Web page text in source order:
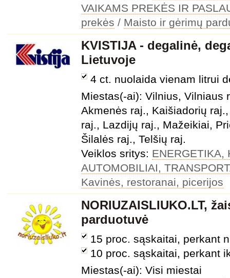
VAIKAMS PREKĖS IR
prekės / Maisto ir gėrimų
KVISTIJA - degalinė,
Lietuvoje
4 ct. nuolaida vienam litrui
Miestas(-ai): Vilnius, Vilniaus
Akmenės raj., Kaišiadorių
raj., Lazdijų raj., Mažeikiai,
Šilalės raj., Telšių raj.
Veiklos sritys: ENERGETIKA,
AUTOMOBILIAI,
Kavinės, restoranai, picerijos
NORIUZAISLIUKO.LT,
parduotuvė
15 proc. sąskaitai, perkant
10 proc. sąskaitai, perkant
Miestas(-ai): Visi miestai